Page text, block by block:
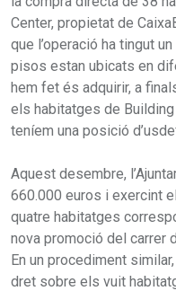
Center, propietat de
que l’operació ha tingut
pisos estan ubicats en
hem fet és adquirir, a
els habitatges de
teníem una posició
Aquest desembre,
660.000 euros i exercint
quatre habitatges
nova promoció del carrer
En un procediment
dret sobre els vuit